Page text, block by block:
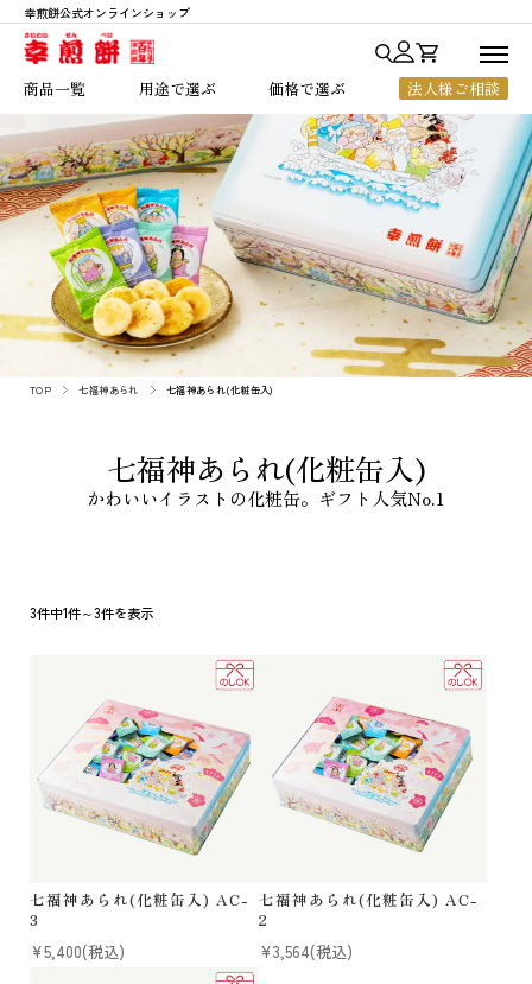
幸煎餅公式オンラインショップ
商品一覧
七福神あられ
七福神シリーズ
銀座七福神
おいしいハート
のれん百年
一枚焼
限定商品
用途で選ぶ
贈答・ご進物
お中元・お歳暮
法人様向けギフト
ちょっとした贈り物
ご自宅用
価格で選ぶ
～1,000円
1,001円～2,000円
2,001円～3,000円
3,001円～5,000円
5,001円以上
法人様ご相談
商品一覧
用途で選ぶ
価格で選ぶ
人気ランキング
幸煎餅のこだわり
ご利用ガイド
よくあるご質問
お客様の声
店舗のご案内
お知らせ
原材料・アレルギー情報
特定商取引法に基づく表記
個人情報の取扱いについて
TOP 七福神あられ 七福神あられ(化粧缶入)
七福神あられ(化粧缶入)
かわいいイラストの化粧缶。ギフト人気No.1
3件中1件～3件を表示
七福神あられ(化粧缶入) AC-
3
¥5,400(税込)
七福神あられ(化粧缶入) AC-
2
¥3,564(税込)